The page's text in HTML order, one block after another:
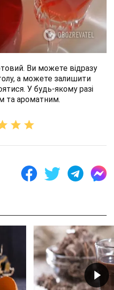
Ви можете відразу
а можете залишити
У будь-якому разі
та ароматним.